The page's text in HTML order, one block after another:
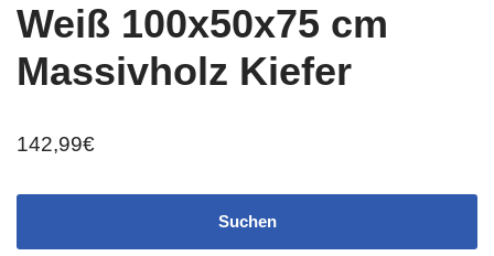
Weiß 100x50x75 cm
Massivholz Kiefer
142,99€
Suchen